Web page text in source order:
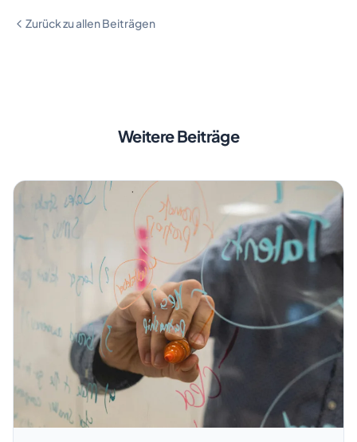
Zurück zu allen Beiträgen
Weitere Beiträge